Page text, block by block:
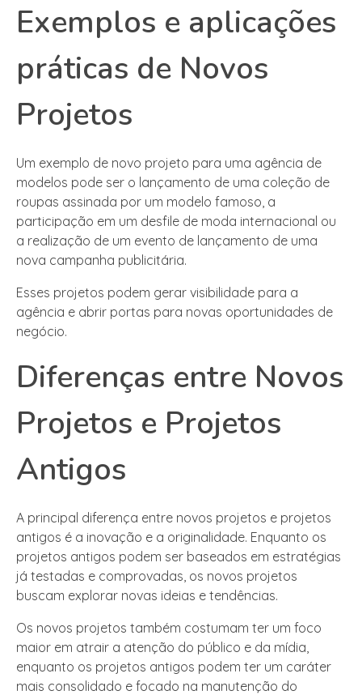
Exemplos e aplicações
práticas de Novos
Projetos
Um exemplo de novo projeto para uma agência de
modelos pode ser o lançamento de uma coleção de
roupas assinada por um modelo famoso, a
participação em um desfile de moda internacional ou
a realização de um evento de lançamento de uma
nova campanha publicitária.
Esses projetos podem gerar visibilidade para a
agência e abrir portas para novas oportunidades de
negócio.
Diferenças entre Novos
Projetos e Projetos
Antigos
A principal diferença entre novos projetos e projetos
antigos é a inovação e a originalidade. Enquanto os
projetos antigos podem ser baseados em estratégias
já testadas e comprovadas, os novos projetos
buscam explorar novas ideias e tendências.
Os novos projetos também costumam ter um foco
maior em atrair a atenção do público e da mídia,
enquanto os projetos antigos podem ter um caráter
mais consolidado e focado na manutenção do